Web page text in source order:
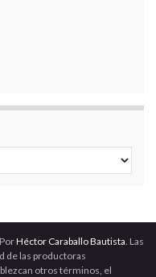
Héctor Caraballo Bautista . Las
de las productoras
otros términos, el